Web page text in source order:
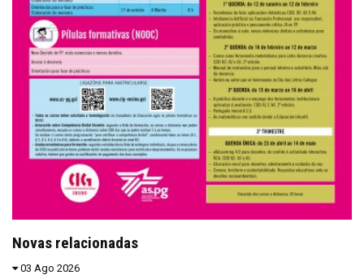
Novas relacionadas
03 Ago 2026